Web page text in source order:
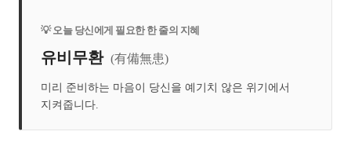
💡 오늘 당신에게 필요한 한 줄의 지혜
유비무환 (有備無患)
미리 준비하는 마음이 당신을 예기치 않은 위기에서
지켜줍니다.